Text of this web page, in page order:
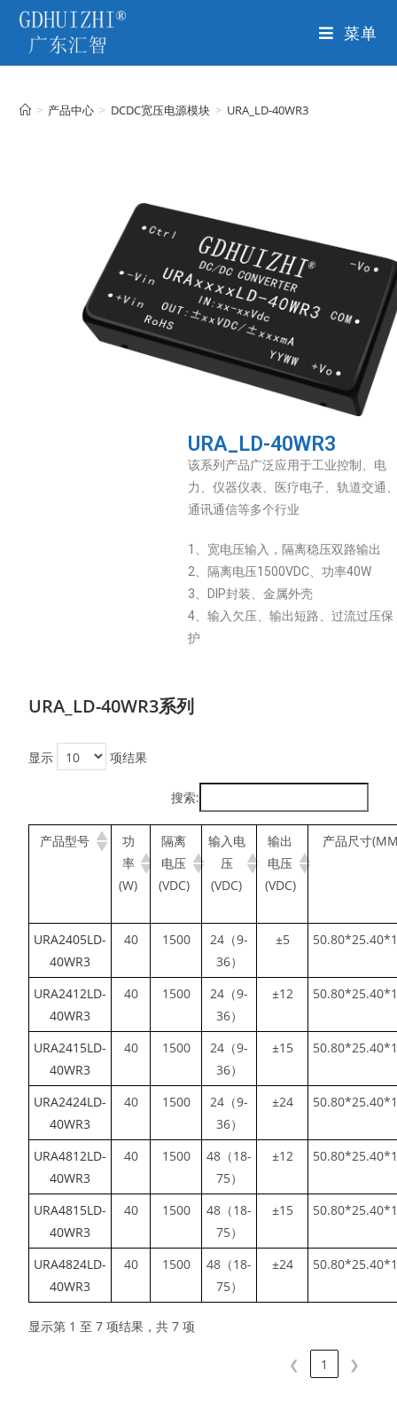
菜单
> 产品中心 > DCDC宽压电源模块 > URA_LD-40WR3
URA_LD-40WR3
该系列产品广泛应用于工业控制、电
力、仪器仪表、医疗电子、轨道交通
通讯通信等多个行业
1、宽电压输入，隔离稳压双路输出
2、隔离电压1500VDC、功率40W
3、DIP封装、金属外壳
4、输入欠压、输出短路、过流过压保
护
URA_LD-40WR3系列
显示 项结果
搜索:
产品型号
功
率
(W)
隔离
电压
(VDC)
输入电
压
(VDC)
输出
电压
(VDC)
产品尺寸
URA2405LD-
40WR3
40 1500
24（9-
36）
±5
URA2412LD-
40WR3
40 1500
24（9-
36）
±12
URA2415LD-
40WR3
40 1500
24（9-
36）
±15
URA2424LD-
40WR3
40 1500
24（9-
36）
±24
URA4812LD-
40WR3
40 1500
48（18-
75）
±12
URA4815LD-
40WR3
40 1500
48（18-
75）
±15
URA4824LD-
40WR3
40 1500
48（18-
75）
±24
显示第 1 至 7 项结果，共 7 项
❮ 1 ❯